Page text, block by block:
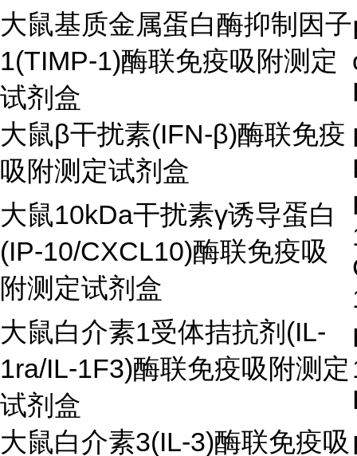
大鼠基质金属蛋白酶抑制因子
1(TIMP-1)酶联免疫吸附测定
试剂盒
大鼠β干扰素(IFN-β)酶联免疫
吸附测定试剂盒
大鼠10kDa干扰素γ诱导蛋白
(IP-10/CXCL10)酶联免疫吸
附测定试剂盒
大鼠白介素1受体拮抗剂(IL-
1ra/IL-1F3)酶联免疫吸附测定
试剂盒
大鼠白介素3(IL-3)酶联免疫吸